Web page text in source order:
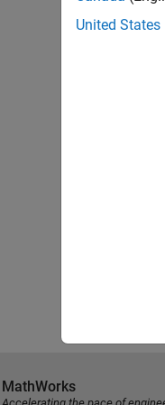
United States
MathWorks